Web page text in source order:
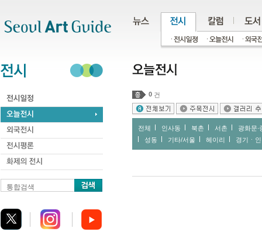
통합검색
0 건
전체 인사동 북촌 서촌
광화문∙
성동
기타/서울 헤이리 경기ㆍ